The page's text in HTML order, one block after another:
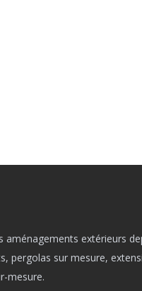
aménagements extérieurs
pergolas sur mesure,
mesure.